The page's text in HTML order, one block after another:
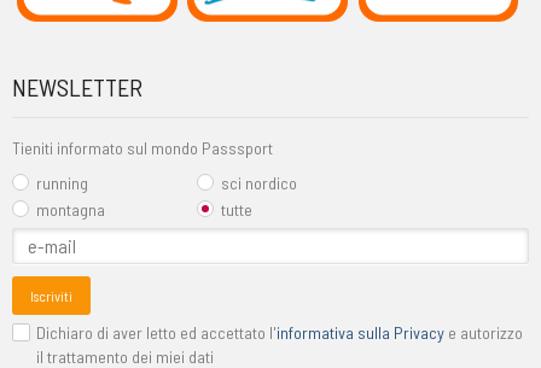
NEWSLETTER
Tieniti informato sul mondo Passsport
running
sci nordico
montagna
tutte
Iscriviti
Dichiaro di aver letto ed accettato l'informativa sulla Privacy e autorizzo
il trattamento dei miei dati